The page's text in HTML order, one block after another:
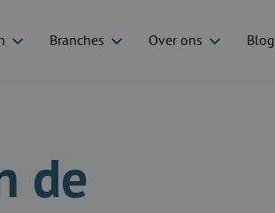
Branches Over ons Blog
de